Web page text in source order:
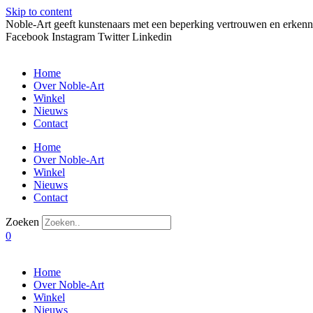
Skip to content
Noble-Art geeft kunstenaars met een beperking vertrouwen en
Facebook Instagram Twitter Linkedin
Home
Over Noble-Art
Winkel
Nieuws
Contact
Home
Over Noble-Art
Winkel
Nieuws
Contact
Zoeken
0
Home
Over Noble-Art
Winkel
Nieuws